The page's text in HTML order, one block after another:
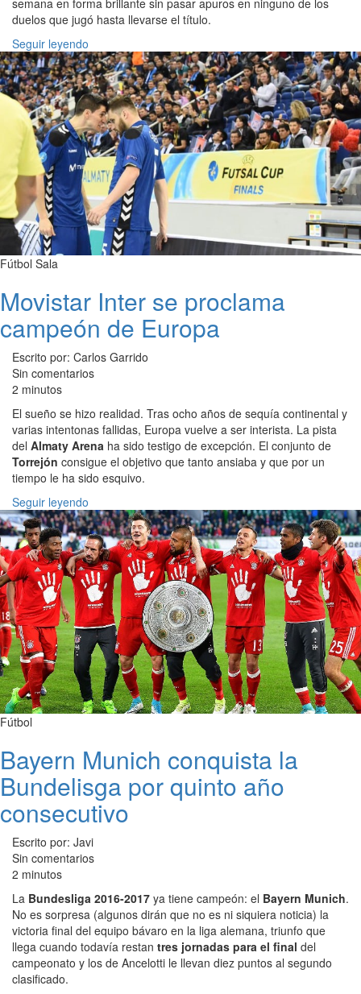
semana en forma brillante sin pasar apuros en ninguno de los
duelos que jugó hasta llevarse el título.
Seguir leyendo
Fútbol Sala
Movistar Inter se proclama
campeón de Europa
Escrito por: Carlos Garrido
Sin comentarios
2 minutos
El sueño se hizo realidad. Tras ocho años de sequía continental y
varias intentonas fallidas, Europa vuelve a ser interista. La pista
del Almaty Arena ha sido testigo de excepción. El conjunto de
Torrejón consigue el objetivo que tanto ansiaba y que por un
tiempo le ha sido esquivo.
Seguir leyendo
Fútbol
Bayern Munich conquista la
Bundelisga por quinto año
consecutivo
Escrito por: Javi
Sin comentarios
2 minutos
La Bundesliga 2016-2017 ya tiene campeón: el Bayern Munich.
No es sorpresa (algunos dirán que no es ni siquiera noticia) la
victoria final del equipo bávaro en la liga alemana, triunfo que
llega cuando todavía restan tres jornadas para el final del
campeonato y los de Ancelotti le llevan diez puntos al segundo
clasificado.